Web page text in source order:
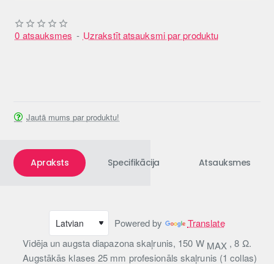
0 atsauksmes - Uzrakstīt atsauksmi par produktu
Jautā mums par produktu!
Apraksts Specifikācija Atsauksmes
Powered by
Translate
Vidēja un augsta diapazona skaļrunis, 150 W MAX , 8 Ω.
Augstākās klases 25 mm profesionāls skaļrunis (1 collas)